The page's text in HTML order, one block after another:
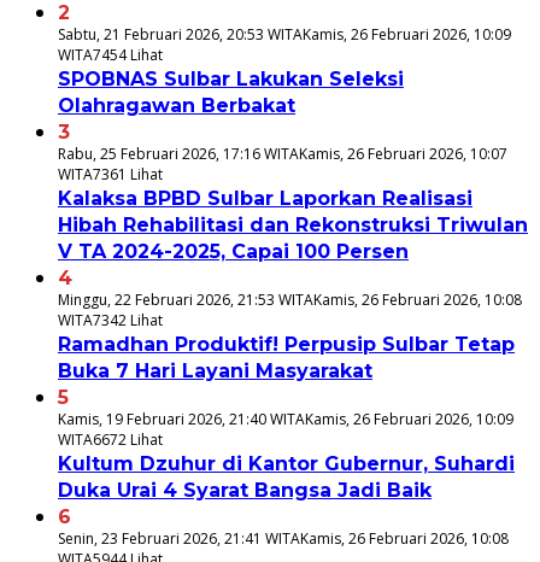
2
Sabtu, 21 Februari 2026, 20:53 WITAKamis, 26 Februari 2026, 10:09
WITA7454 Lihat
SPOBNAS Sulbar Lakukan Seleksi
Olahragawan Berbakat
3
Rabu, 25 Februari 2026, 17:16 WITAKamis, 26 Februari 2026, 10:07
WITA7361 Lihat
Kalaksa BPBD Sulbar Laporkan Realisasi
Hibah Rehabilitasi dan Rekonstruksi Triwulan
V TA 2024-2025, Capai 100 Persen
4
Minggu, 22 Februari 2026, 21:53 WITAKamis, 26 Februari 2026, 10:08
WITA7342 Lihat
Ramadhan Produktif! Perpusip Sulbar Tetap
Buka 7 Hari Layani Masyarakat
5
Kamis, 19 Februari 2026, 21:40 WITAKamis, 26 Februari 2026, 10:09
WITA6672 Lihat
Kultum Dzuhur di Kantor Gubernur, Suhardi
Duka Urai 4 Syarat Bangsa Jadi Baik
6
Senin, 23 Februari 2026, 21:41 WITAKamis, 26 Februari 2026, 10:08